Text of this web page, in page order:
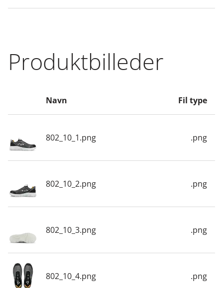
Produktbilleder
Navn Fil type
802_10_1.png .png
802_10_2.png .png
802_10_3.png .png
802_10_4.png .png